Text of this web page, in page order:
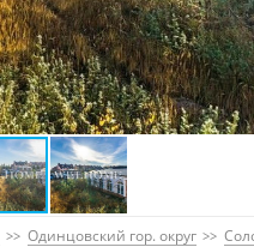
Одинцовский гор. округ